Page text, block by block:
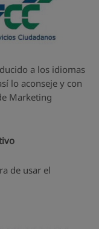
a los idiomas
lo aconseje y con
Marketing
de usar el